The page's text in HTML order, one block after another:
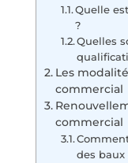
Quelle
?
Quelles
Les
commercial
commercial
des baux